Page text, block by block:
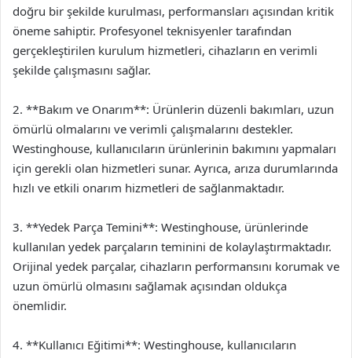
doğru bir şekilde kurulması, performansları açısından kritik
öneme sahiptir. Profesyonel teknisyenler tarafından
gerçekleştirilen kurulum hizmetleri, cihazların en verimli
şekilde çalışmasını sağlar.
2. **Bakım ve Onarım**: Ürünlerin düzenli bakımları, uzun
ömürlü olmalarını ve verimli çalışmalarını destekler.
Westinghouse, kullanıcıların ürünlerinin bakımını yapmaları
için gerekli olan hizmetleri sunar. Ayrıca, arıza durumlarında
hızlı ve etkili onarım hizmetleri de sağlanmaktadır.
3. **Yedek Parça Temini**: Westinghouse, ürünlerinde
kullanılan yedek parçaların teminini de kolaylaştırmaktadır.
Orijinal yedek parçalar, cihazların performansını korumak ve
uzun ömürlü olmasını sağlamak açısından oldukça
önemlidir.
4. **Kullanıcı Eğitimi**: Westinghouse, kullanıcıların